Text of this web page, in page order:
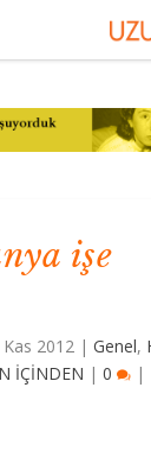
işe
Kas 2012 |Genel,
İÇİNDEN |0 |